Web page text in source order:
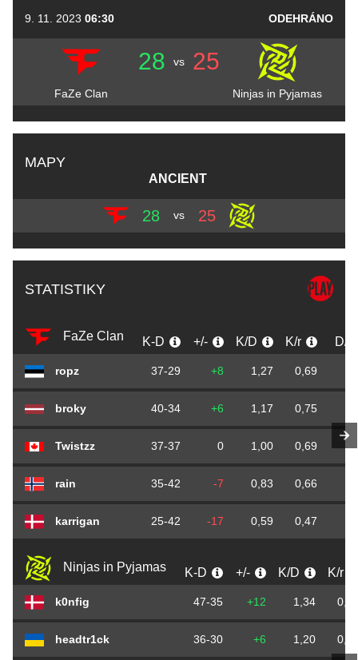
9. 11. 2023 06:30 ODEHRÁNO
28 vs 25
FaZe Clan Ninjas in Pyjamas
MAPY
ANCIENT
28 vs 25
STATISTIKY
FaZe Clan K-D +/- K/D K/r D/r
ropz 37-29 +8 1,27 0,69
broky 40-34 +6 1,17 0,75
Twistzz 37-37 0 1,00 0,69
rain 35-42 -7 0,83 0,66
karrigan 25-42 -17 0,59 0,47
Ninjas in Pyjamas K-D +/- K/D K/r
k0nfig 47-35 +12 1,34
headtr1ck 36-30 +6 1,20